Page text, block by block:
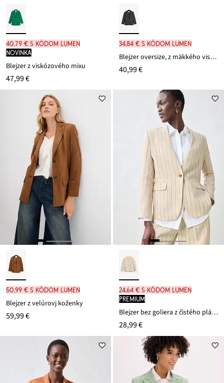
40,79 € s kódom LUMEN
novinka
Blejzer z viskózového mixu
47,99 €
34,84 € s kódom LUMEN
Blejzer oversize, z mäkkého viskózového mixu
40,99 €
50,99 € s kódom LUMEN
Blejzer z velúrovj koženky
59,99 €
24,64 € s kódom LUMEN
PREMIUM
Blejzer bez goliera z čistého plátna
28,99 €